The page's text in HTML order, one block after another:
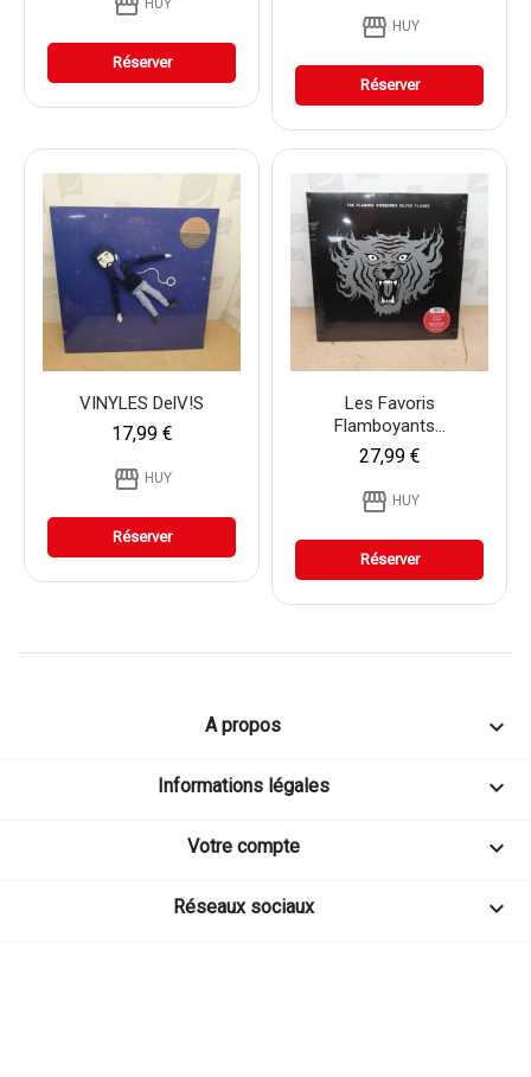
HUY
Réserver
storefront HUY
Réserver
VINYLES DelV!s
17,99 €
storefront HUY
Réserver
Les Favoris
Flamboyants...
27,99 €
storefront HUY
Réserver
A propos 
Informations légales 
Votre compte 
Réseaux sociaux 